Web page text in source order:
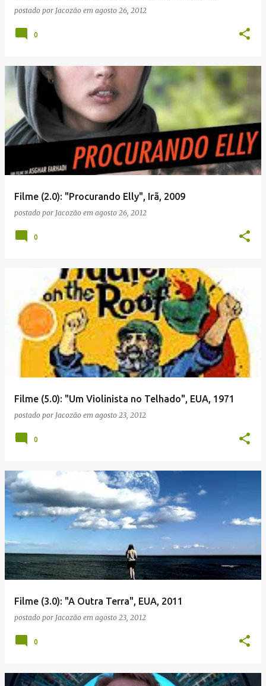
postado por Jacozão em agosto 26, 2012
0
Filme (2.0): "Procurando Elly", Irã, 2009
postado por Jacozão em agosto 26, 2012
0
Filme (5.0): "Um Violinista no Telhado", EUA, 1971
postado por Jacozão em agosto 23, 2012
0
Filme (3.0): "A Outra Terra", EUA, 2011
postado por Jacozão em agosto 23, 2012
0